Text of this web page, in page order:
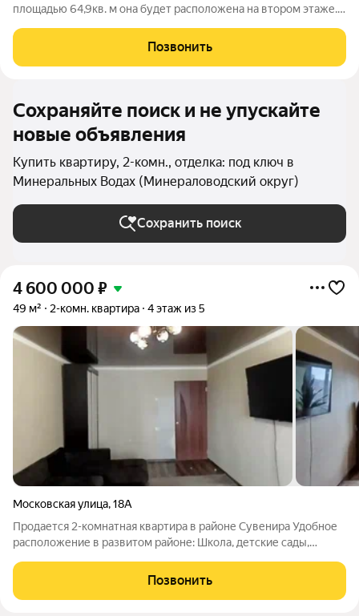
площадью 64,9кв. м она будет расположена на втором этаже.
Объект входит в новый жилой комплекс от застройщика
«КавМинТрестСтрой».
Позвонить
Сохраняйте поиск и не упускайте
новые объявления
Купить квартиру, 2-комн., отделка: под ключ в
Минеральных Водах (Минераловодский округ)
Сохранить поиск
4 600 000 ₽
49 м² 2-комн. квартира 4 этаж из 5
Московская улица,18А
Продается 2-комнатная квартира в районе Сувенира Удобное
расположение в развитом районе: Школа, детские сады,
общественного транспорта рядом Асфальтированный двор и
открытая парковка для автомобилей
Позвонить